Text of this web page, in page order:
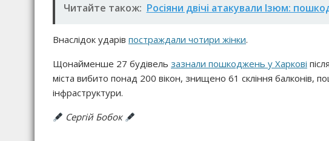
Читайте також: Росіяни двічі атакували Ізюм:
Внаслідок ударів постраждали чотири жінки.
Щонайменше 27 будівель зазнали пошкоджень у Харкові
міста вибито понад 200 вікон, знищено 61 скління балконів,
інфраструктури.
Сергій Бобок